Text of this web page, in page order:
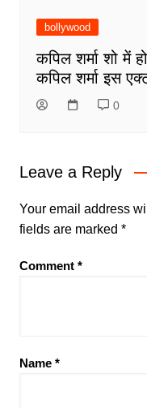
bollywood
कपिल शर्मा शो में
कपिल शर्मा इस
0
Leave a Reply
Your email address
fields are marked *
Comment *
Name *